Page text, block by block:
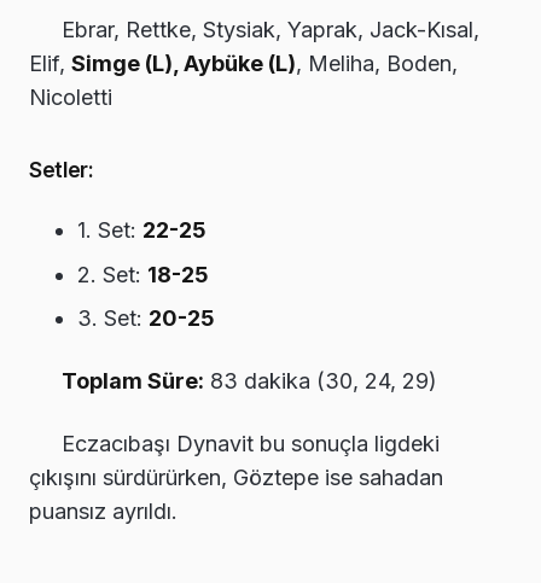
Ebrar, Rettke, Stysiak, Yaprak, Jack-Kısal,
Elif, Simge (L), Aybüke (L), Meliha, Boden,
Nicoletti
Setler:
1. Set: 22-25
2. Set: 18-25
3. Set: 20-25
Toplam Süre: 83 dakika (30, 24, 29)
Eczacıbaşı Dynavit bu sonuçla ligdeki
çıkışını sürdürürken, Göztepe ise sahadan
puansız ayrıldı.